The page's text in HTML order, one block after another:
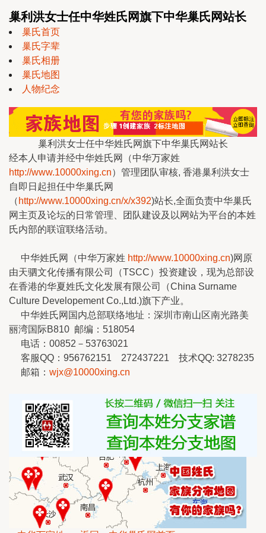
巢利洪女士任中华姓氏网旗下中华巢氏网站长
巢氏首页
巢氏字辈
巢氏相册
巢氏地图
人物纪念
巢利洪女士任中华姓氏网旗下中华巢氏网站长
经本人申请并经中华姓氏网（中华万家姓
http://www.10000xing.cn）管理团队审核, 香港巢利洪女士
自即日起担任中华巢氏网
（ http://www.10000xing.cn/x/x392)站长,全面负责中华巢氏
网主页及论坛的日常管理、团队建设及以网站为平台的本姓
氏内部的联谊联络活动。
中华姓氏网（中华万家姓 http://www.10000xing.cn)网原
由天驷文化传播有限公司（TSCC）投资建设，现为总部设
在香港的华夏姓氏文化发展有限公司（China Surname
Culture Developement Co.,Ltd.)旗下产业。
中华姓氏网国内总部联络地址：深圳市南山区南光路美
丽湾国际B810 邮编：518054
电话：00852－53763021
客服QQ：956762151 272437221 技术QQ: 3278235
邮箱： wjx@10000xing.cn